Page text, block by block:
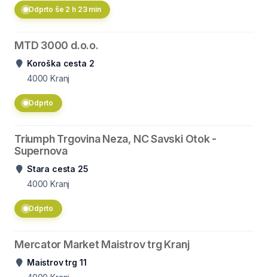
Odprto še 2 h 23 min
MTD 3000 d.o.o.
Koroška cesta 2
4000 Kranj
Odprto
Triumph Trgovina Neza, NC Savski Otok -
Supernova
Stara cesta 25
4000 Kranj
Odprto
Mercator Market Maistrov trg Kranj
Maistrov trg 11